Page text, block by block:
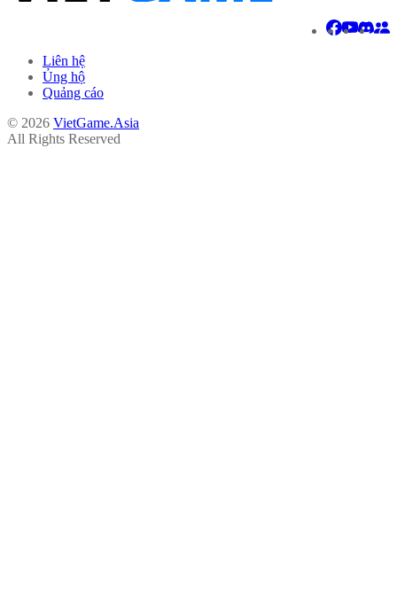
Liên hệ
Ủng hộ
Quảng cáo
© 2026 VietGame.Asia
All Rights Reserved